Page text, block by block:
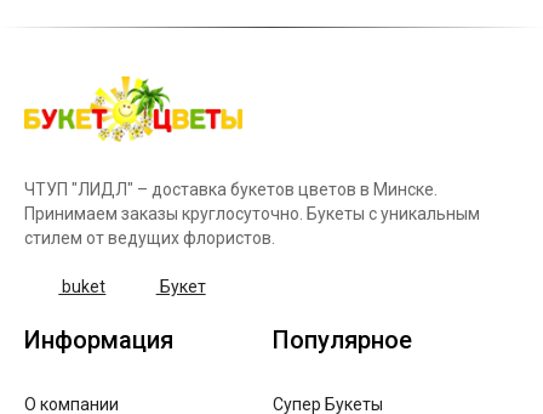
ЧТУП "ЛИДЛ" – доставка букетов цветов в Минске.
Принимаем заказы круглосуточно. Букеты с уникальным
стилем от ведущих флористов.
buket Букет
Информация
О компании
Популярное
Супер Букеты